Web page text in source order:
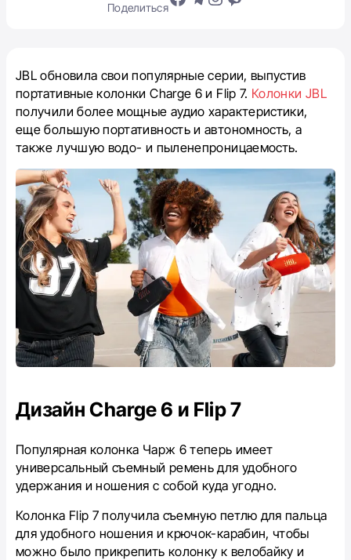
Поделиться
JBL обновила свои популярные серии, выпустив
портативные колонки Charge 6 и Flip 7. Колонки JBL
получили более мощные аудио характеристики,
еще большую портативность и автономность, а
также лучшую водо- и пыленепроницаемость.
Дизайн Charge 6 и Flip 7
Популярная колонка Чарж 6 теперь имеет
универсальный съемный ремень для удобного
удержания и ношения с собой куда угодно.
Колонка Flip 7 получила съемную петлю для пальца
для удобного ношения и крючок-карабин, чтобы
можно было прикрепить колонку к велобайку и